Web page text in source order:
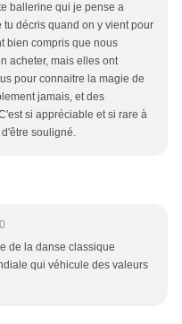
ballerine qui je pense a
décris quand on y vient pour
bien compris que nous
acheter, mais elles ont
pour connaitre la magie de
jamais, et des
si appréciable et si rare à
souligné.
de la danse classique
qui véhicule des valeurs